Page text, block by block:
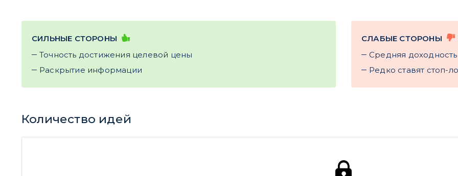
СИЛЬНЫЕ СТОРОНЫ
Точность достижения целевой цены
Раскрытие информации
СЛАБЫЕ СТОРОНЫ
Cредняя доходность
Редко ставят стоп-
Количество идей